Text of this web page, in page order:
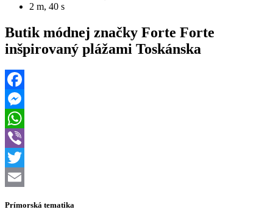
2 m, 40 s
Butik módnej značky Forte Forte
inšpirovaný plážami Toskánska
Facebook
Messenger
WhatsApp
Viber
Twitter
Prímorská tematika